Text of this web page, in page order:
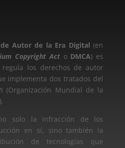
Autor de la Era Digital (en
Copyright Act o DMCA) es
los derechos de autor
implementa dos tratados del
(Organización Mundial de la
solo la infracción de los
en sí, sino también la
de tecnologías que